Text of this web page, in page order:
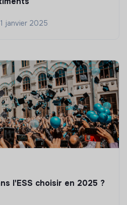
janvier 2025
l'ESS choisir en 2025 ?